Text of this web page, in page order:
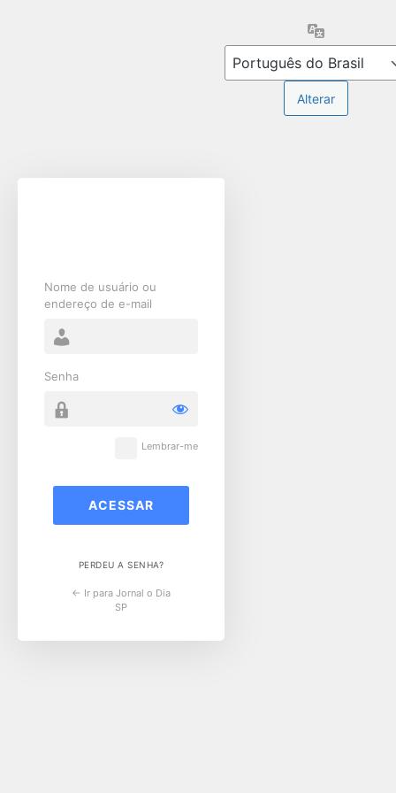
Nome de usuário ou
endereço de e-mail
Senha
Lembrar-me
PERDEU A SENHA?
← Ir para Jornal o Dia
SP
Idioma